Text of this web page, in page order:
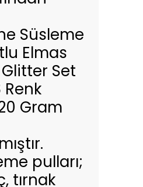
Süsleme
Elmas
Set
Renk
Gram
pulları;
tırnak